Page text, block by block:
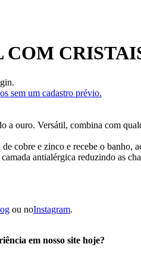
sem um cadastro prévio.
a ouro. Versátil, combina com
cobre e zinco e recebe o banho,
antialérgica reduzindo as
ou noInstagram.
em nosso site hoje?